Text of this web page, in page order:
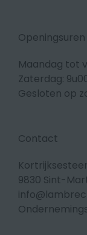
Openingsuren
Maandag tot
Zaterdag:
Gesloten op
Contact
9830 Sint-